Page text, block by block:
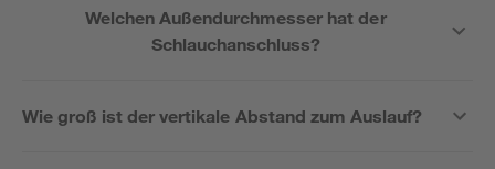
Welchen Außendurchmesser hat der
Schlauchanschluss?
Wie groß ist der vertikale Abstand zum Auslauf?